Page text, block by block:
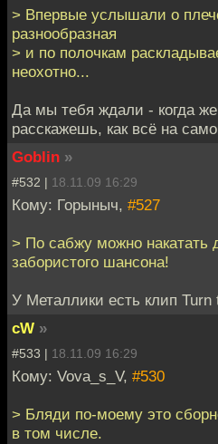
> Впервые услышали о
разнообразная
> и по полочкам
неохотно...
Да мы тебя ждали - когда
расскажешь, как всё на
Goblin »
#532 | 18.11.09 16:29
Кому: Горыныч, #527
> По сабжу можно накатать
забористого шансона!
У Металлики есть клип Turn
cW »
#533 | 18.11.09 16:29
Кому: Vova_s_V, #530
> Бляди по-моему это
в том числе.